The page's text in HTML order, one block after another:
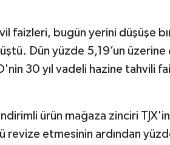
faizleri, bugün yerini düşüşe
Dün yüzde 5,19’un üzerine
30 yıl vadeli hazine tahvili
ürün mağaza zinciri
revize etmesinin ardından